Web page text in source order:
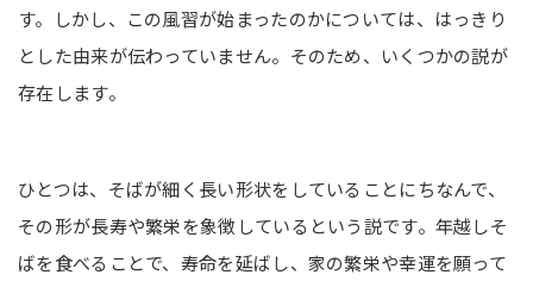
す。しかし、この風習が始まったのかについては、はっきり
とした由来が伝わっていません。そのため、いくつかの説が
存在します。
ひとつは、そばが細く長い形状をしていることにちなんで、
その形が長寿や繁栄を象徴しているという説です。年越しそ
ばを食べることで、寿命を延ばし、家の繁栄や幸運を願って